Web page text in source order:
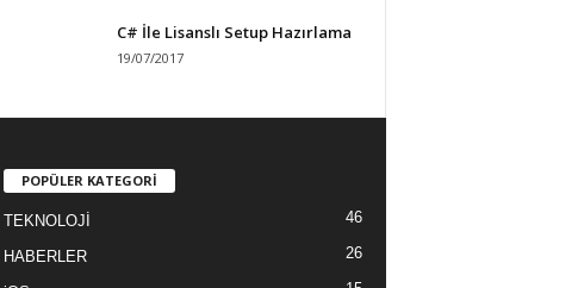
C# İle Lisanslı Setup Hazırlama
19/07/2017
POPÜLER KATEGORİ
TEKNOLOJİ 46
HABERLER 26